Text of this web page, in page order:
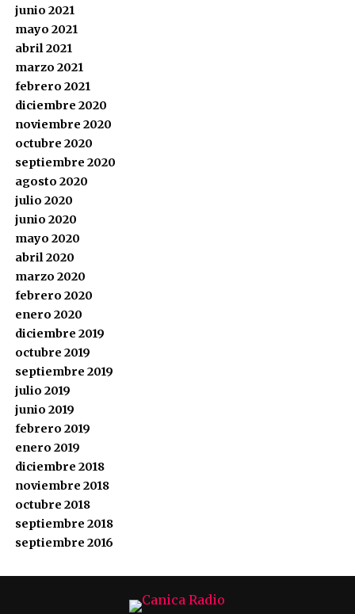
junio 2021
mayo 2021
abril 2021
marzo 2021
febrero 2021
diciembre 2020
noviembre 2020
octubre 2020
septiembre 2020
agosto 2020
julio 2020
junio 2020
mayo 2020
abril 2020
marzo 2020
febrero 2020
enero 2020
diciembre 2019
octubre 2019
septiembre 2019
julio 2019
junio 2019
febrero 2019
enero 2019
diciembre 2018
noviembre 2018
octubre 2018
septiembre 2018
septiembre 2016